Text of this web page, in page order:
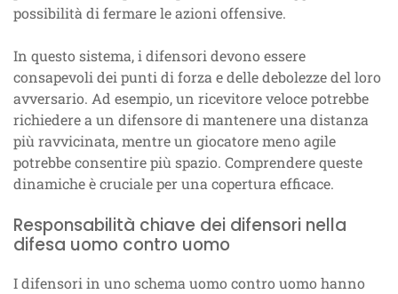
possibilità di fermare le azioni offensive.
In questo sistema, i difensori devono essere
consapevoli dei punti di forza e delle debolezze del loro
avversario. Ad esempio, un ricevitore veloce potrebbe
richiedere a un difensore di mantenere una distanza
più ravvicinata, mentre un giocatore meno agile
potrebbe consentire più spazio. Comprendere queste
dinamiche è cruciale per una copertura efficace.
Responsabilità chiave dei difensori nella
difesa uomo contro uomo
I difensori in uno schema uomo contro uomo hanno